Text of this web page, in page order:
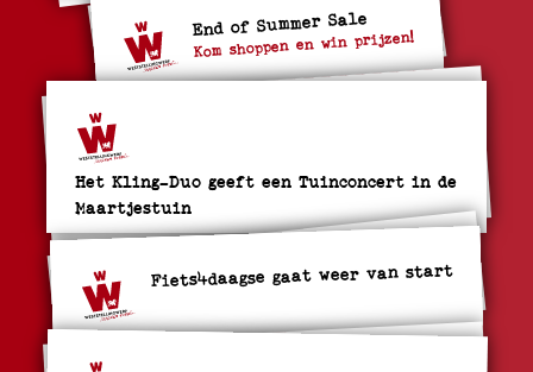
End of Summer Sale
Kom shoppen en win prijzen!
Het Kling-Duo geeft een Tuinconcert in de
Maartjestuin
Fiets4daagse gaat weer van start